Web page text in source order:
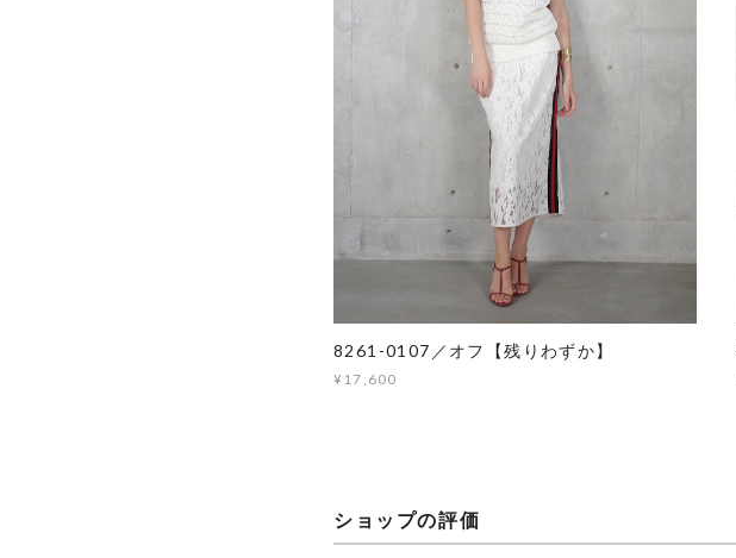
8261-0107／オフ【残りわずか】
¥17,600
ショップの評価